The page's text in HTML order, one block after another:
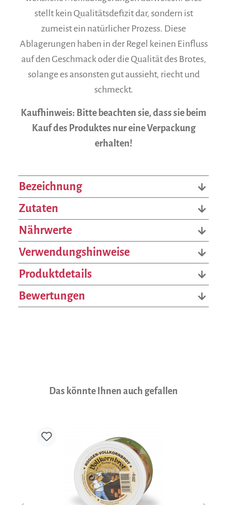
stellt kein Qualitätsdefizit dar, sondern ist
zumeist ein natürlicher Prozess. Diese
Ablagerungen haben in der Regel keinen Einfluss
auf den Geschmack oder die Qualität des Brotes,
solange es ansonsten gut aussieht, riecht und
schmeckt.
Kaufhinweis: Bitte beachten sie, dass sie beim
Kauf des Produktes nur eine Verpackung
erhalten!
Bezeichnung
Zutaten
Nährwerte
Verwendungshinweise
Produktdetails
Bewertungen
Produktgalerie überspringen
Das könnte Ihnen auch gefallen